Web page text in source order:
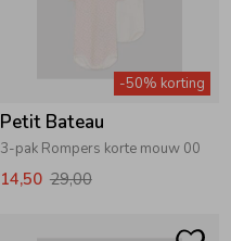
-50% korting
Petit Bateau
3-pak Rompers korte mouw 00
14,50 29,00